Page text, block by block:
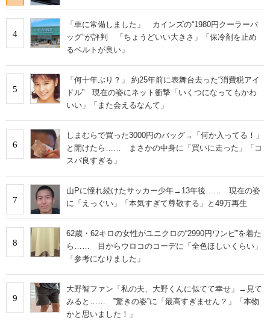
ちょっと気になるネットの話題
4
「車に常備しました」 カインズの“1980円クーラーバ
ッグ”が評判 「ちょうどいい大きさ」「保冷剤を止め
るベルトが良い」
5
「何十年ぶり？」 約25年前に表舞台去った“消費税アイ
ドル” 現在の姿にネット衝撃「いくつになってもかわ
いい」「また会えるなんて」
6
しまむらで買った3000円のバッグ→「何か入ってる！」
と開けたら…… まさかの中身に「買いに走った」「コ
スパ良すぎる」
7
山Pに憧れ続けたサッカー少年→13年後…… 現在の姿
に「えっぐい」「本気すぎて尊敬する」と49万再生
8
62歳・62キロの女性がユニクロの“2990円ワンピ”を着た
ら…… 目からウロコのコーデに「全色ほしいくらい」
「参考になりました」
9
大野智ファン「私の夫、大野くんに似てて幸せ」→見て
みると…… ‟驚きの姿”に「最高すぎません？」「本物
かと思いました！」